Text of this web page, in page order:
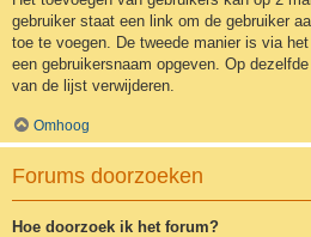
gebruiker staat een link om de gebruiker
toe te voegen. De tweede manier is via
een gebruikersnaam opgeven. Op
van de lijst verwijderen.
Omhoog
Forums doorzoeken
Hoe doorzoek ik het forum?